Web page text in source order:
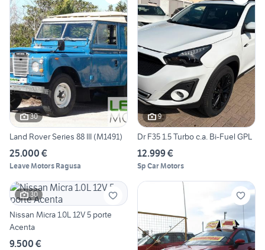
30
Land Rover Series 88 III (M1491)
25.000 €
Leave Motors Ragusa
9
Dr F35 1.5 Turbo c.a. Bi-Fuel GPL
12.999 €
Sp Car Motors
30
Nissan Micra 1.0L 12V 5 porte
Acenta
9.500 €